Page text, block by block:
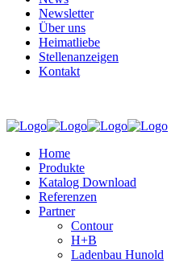
Newsletter
Über uns
Heimatliebe
Stellenanzeigen
Kontakt
Home
Produkte
Katalog Download
Referenzen
Partner
Contour
H+B
Ladenbau Hunold